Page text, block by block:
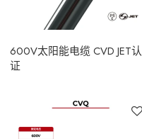
600V太阳能电缆 CVD JET认
证